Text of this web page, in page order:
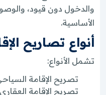
والدخول دون قيود،
الأساسية.
أنواع تصاريح
تشمل الأنواع:
تصريح الإقامة
تصريح الإقامة العقاري